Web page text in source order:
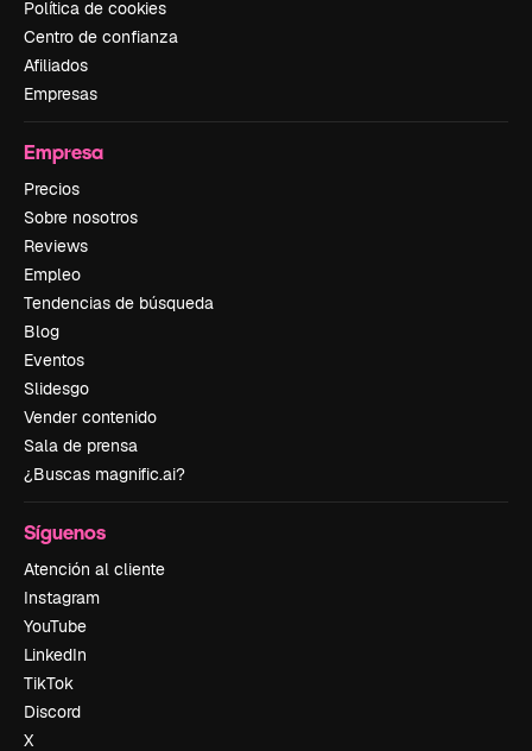
Política de cookies
Centro de confianza
Afiliados
Empresas
Empresa
Precios
Sobre nosotros
Reviews
Empleo
Tendencias de búsqueda
Blog
Eventos
Slidesgo
Vender contenido
Sala de prensa
¿Buscas magnific.ai?
Síguenos
Atención al cliente
Instagram
YouTube
LinkedIn
TikTok
Discord
X